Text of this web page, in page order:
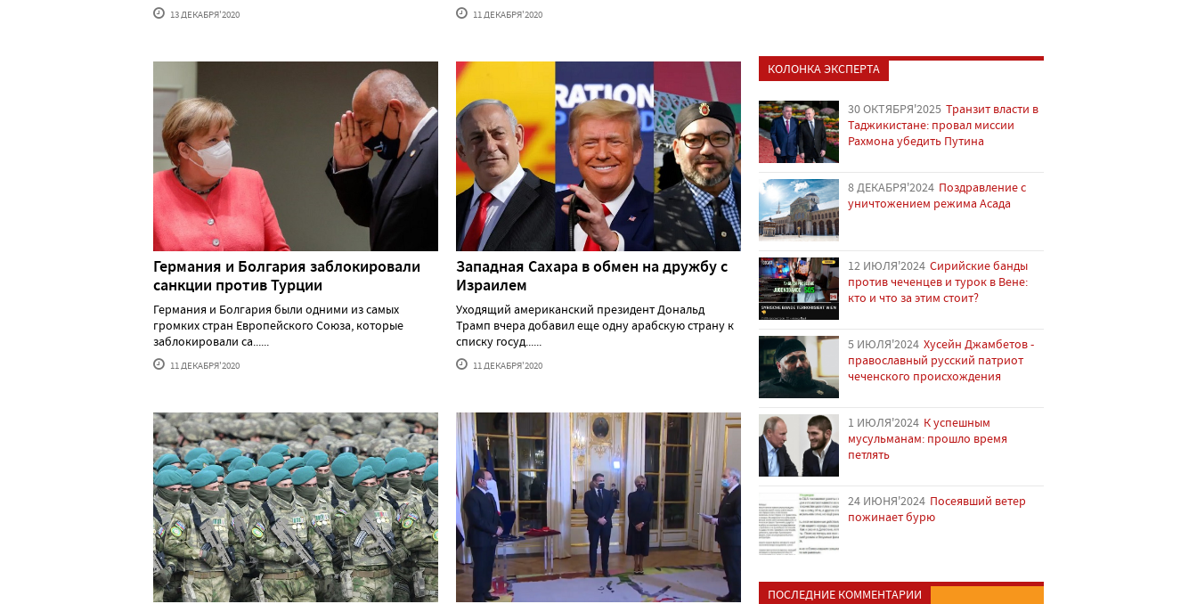
13 ДЕКАБРЯ'2020 11 ДЕКАБРЯ'2020
Германия и Болгария заблокировали
санкции против Турции
Германия и Болгария были одними из самых
громких стран Европейского Союза, которые
заблокировали са......
11 ДЕКАБРЯ'2020
Западная Сахара в обмен на дружбу с
Израилем
Уходящий американский президент Дональд
Трамп вчера добавил еще одну арабскую страну к
списку госуд......
11 ДЕКАБРЯ'2020
КОЛОНКА ЭКСПЕРТА
30 ОКТЯБРЯ'2025 Транзит власти в
Таджикистане: провал миссии
Рахмона убедить Путина
8 ДЕКАБРЯ'2024 Поздравление с
уничтожением режима Асада
12 ИЮЛЯ'2024 Сирийские банды
против чеченцев и турок в Вене:
кто и что за этим стоит?
5 ИЮЛЯ'2024 Хусейн Джамбетов -
православный русский патриот
чеченского происхождения
1 ИЮЛЯ'2024 К успешным
мусульманам: прошло время
петлять
24 ИЮНЯ'2024 Посеявший ветер
пожинает бурю
ПОСЛЕДНИЕ КОММЕНТАРИИ